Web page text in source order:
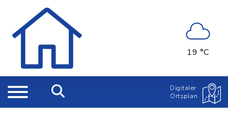
19 °C
Digitaler
Ortsplan